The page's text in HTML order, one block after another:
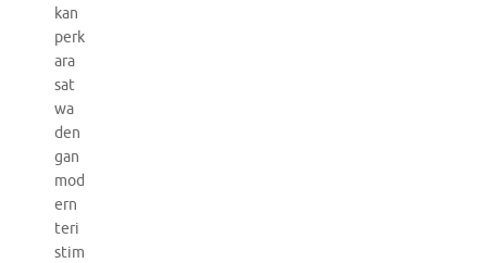
kan
perk
ara
sat
wa
den
gan
mod
ern
teri
stim